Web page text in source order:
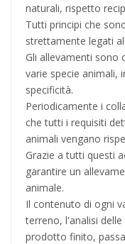
naturali, rispetto
Tutti principi che
strettamente legati
Gli allevamenti sono
varie specie animali,
specificità.
Periodicamente i
che tutti i requisiti
animali vengano
Grazie a tutti questi
garantire un
animale.
Il contenuto di ogni
terreno, l'analisi
prodotto finito,